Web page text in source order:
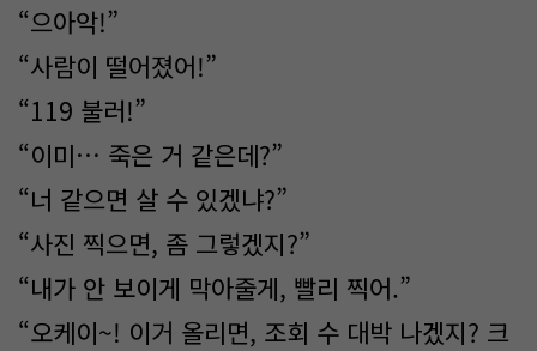
“으아악!”
“사람이 떨어졌어!”
“119 불러!”
“이미… 죽은 거 같은데?”
“너 같으면 살 수 있겠냐?”
“사진 찍으면, 좀 그렇겠지?”
“내가 안 보이게 막아줄게, 빨리 찍어.”
“오케이~! 이거 올리면, 조회 수 대박 나겠지? 크